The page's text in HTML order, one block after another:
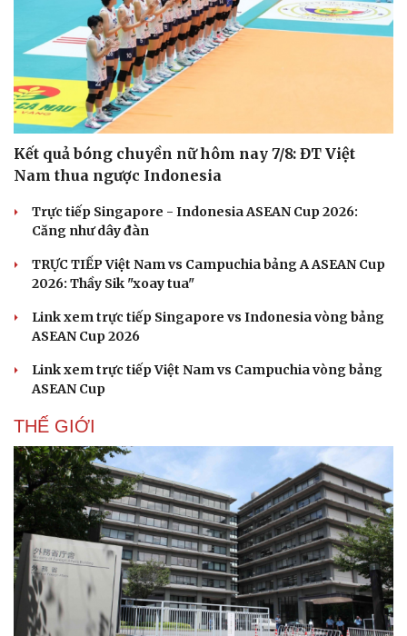
Kết quả bóng chuyền nữ hôm nay 7/8: ĐT Việt
Nam thua ngược Indonesia
Trực tiếp Singapore - Indonesia ASEAN Cup 2026:
Căng như dây đàn
TRỰC TIẾP Việt Nam vs Campuchia bảng A ASEAN Cup
2026: Thầy Sik "xoay tua"
Link xem trực tiếp Singapore vs Indonesia vòng bảng
ASEAN Cup 2026
Link xem trực tiếp Việt Nam vs Campuchia vòng bảng
ASEAN Cup
THẾ GIỚI